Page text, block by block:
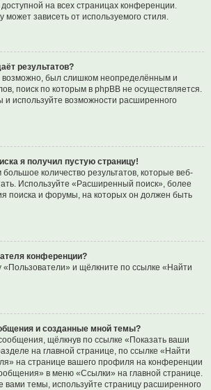
на всех страницах конференции.
может зависеть от используемого стиля.
результатов?
возможно, был слишком неопределённым и
поиск по которым в phpBB не осуществляется.
и используйте возможности расширенного
я получил пустую страницу!
количество результатов, которые веб-
Используйте «Расширенный поиск», более
поиска и форумы, на которых он должен быть
конференции?
«Пользователи» и щёлкните по ссылке «Найти
и созданные мной темы?
щёлкнув по ссылке «Показать ваши
на главной странице, по ссылке «Найти
на странице вашего профиля на конференции
в меню «Ссылки» на главной странице.
вами темы, используйте страницу расширенного